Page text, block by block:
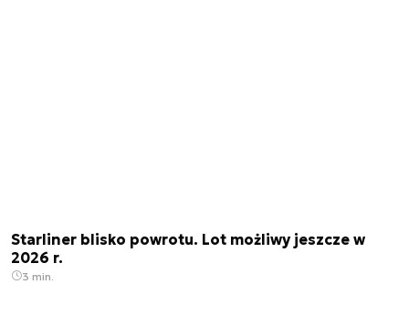
Starliner blisko powrotu. Lot możliwy jeszcze w
2026 r.
3 min.